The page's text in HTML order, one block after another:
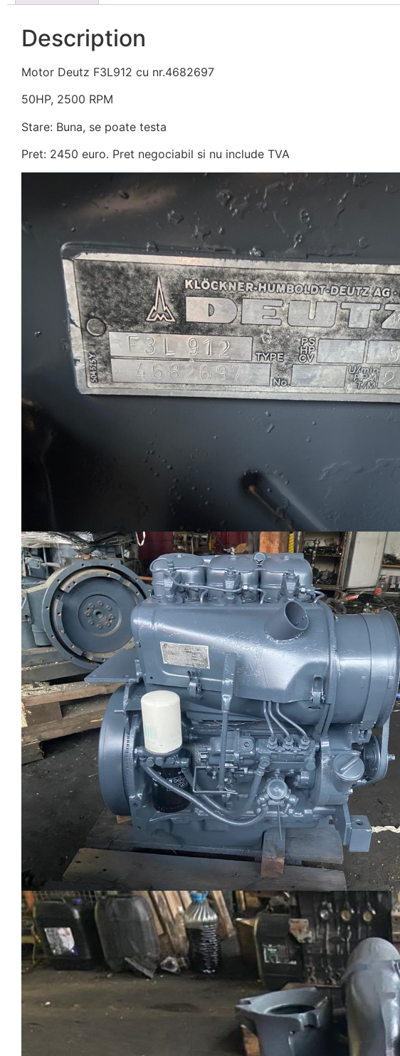
Description
Motor Deutz F3L912 cu nr.4682697
50HP, 2500 RPM
Stare: Buna, se poate testa
Pret: 2450 euro. Pret negociabil si nu include TVA